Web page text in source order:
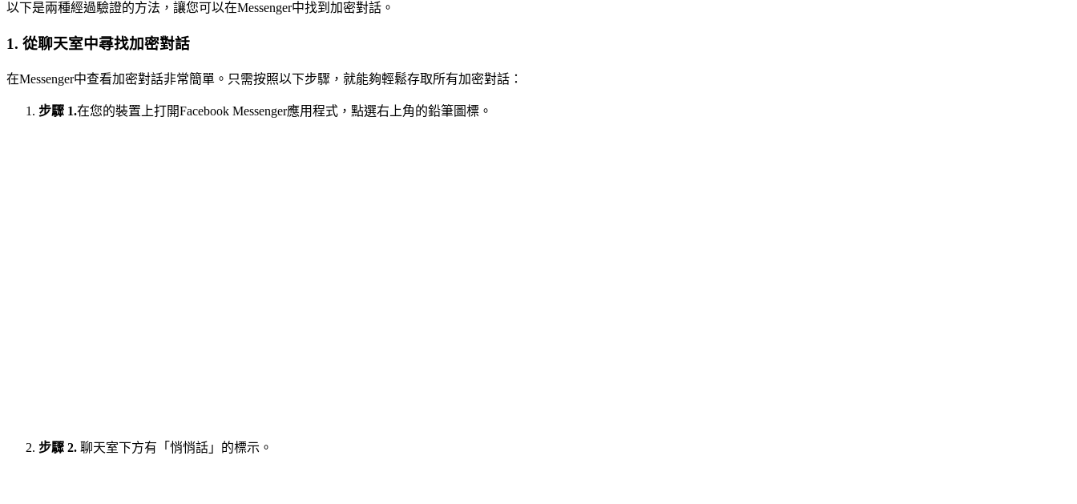
以下是兩種經過驗證的方法，讓您可以在Messenger中找到加密對話。
1. 從聊天室中尋找加密對話
在Messenger中查看加密對話非常簡單。只需按照以下步驟，就能夠輕鬆存取所有加密對話：
步驟 1.在您的裝置上打開Facebook Messenger應用程式，點選右上角的鉛筆圖標。
步驟 2. 聊天室下方有「悄悄話」的標示。